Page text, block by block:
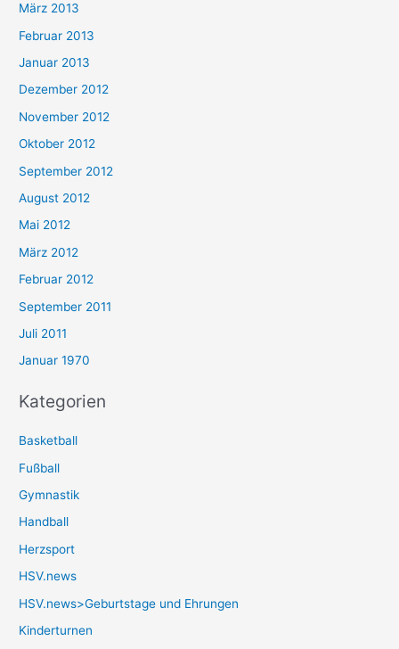
März 2013
Februar 2013
Januar 2013
Dezember 2012
November 2012
Oktober 2012
September 2012
August 2012
Mai 2012
März 2012
Februar 2012
September 2011
Juli 2011
Januar 1970
Kategorien
Basketball
Fußball
Gymnastik
Handball
Herzsport
HSV.news
HSV.news>Geburtstage und Ehrungen
Kinderturnen